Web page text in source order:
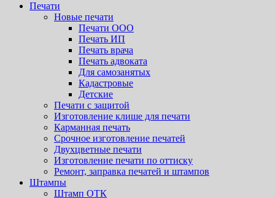
Печати
Новые печати
Печати ООО
Печать ИП
Печать врача
Печать адвоката
Для самозанятых
Кадастровые
Детские
Печати с защитой
Изготовление клише для печати
Карманная печать
Срочное изготовление печатей
Двухцветные печати
Изготовление печати по оттиску
Ремонт, заправка печатей и штампов
Штампы
Штамп ОТК